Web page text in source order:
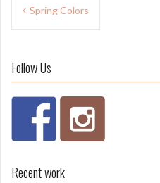
navigatie
Spring Colors
Follow Us
Recent work